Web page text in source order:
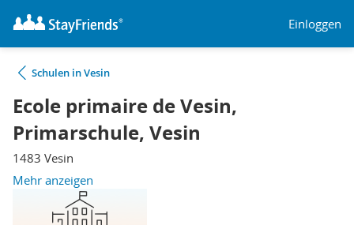
Einloggen
Schulen in Vesin
Ecole primaire de Vesin,
Primarschule, Vesin
1483 Vesin
Mehr anzeigen